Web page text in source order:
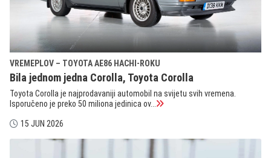
VREMEPLOV – TOYOTA AE86 HACHI-ROKU
Bila jednom jedna Corolla, Toyota Corolla
Toyota Corolla je najprodavaniji automobil na svijetu svih vremena.
Isporučeno je preko 50 miliona jedinica ov...
15 JUN 2026